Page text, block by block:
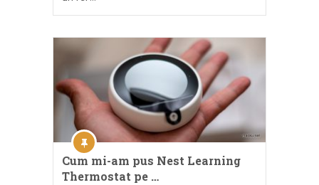
Cum mi-am pus Nest Learning
Thermostat pe …